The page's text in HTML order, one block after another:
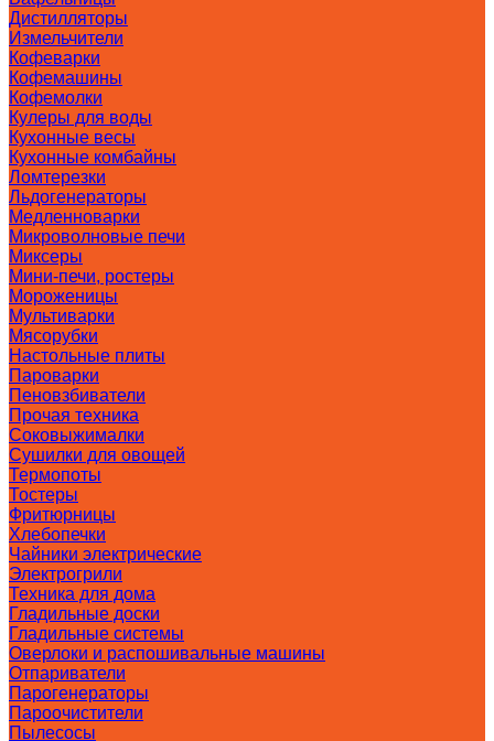
Дистилляторы
Измельчители
Кофеварки
Кофемашины
Кофемолки
Кулеры для воды
Кухонные весы
Кухонные комбайны
Ломтерезки
Льдогенераторы
Медленноварки
Микроволновые печи
Миксеры
Мини-печи, ростеры
Мороженицы
Мультиварки
Мясорубки
Настольные плиты
Пароварки
Пеновзбиватели
Прочая техника
Соковыжималки
Сушилки для овощей
Термопоты
Тостеры
Фритюрницы
Хлебопечки
Чайники электрические
Электрогрили
Техника для дома
Гладильные доски
Гладильные системы
Оверлоки и распошивальные машины
Отпариватели
Парогенераторы
Пароочистители
Пылесосы